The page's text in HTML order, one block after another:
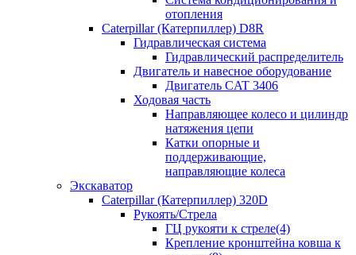
отопления
Caterpillar (Катерпиллер) D8R
Гидравлическая система
Гидравлический распределитель
Двигатель и навесное оборудование
Двигатель CAT 3406
Ходовая часть
Направляющее колесо и цилиндр
натяжения цепи
Катки опорные и
поддерживающие,
направляющие колеса
Экскаватор
Caterpillar (Катерпиллер) 320D
Рукоять/Стрела
ГЦ рукояти к стреле(4)
Крепление кронштейна ковша к